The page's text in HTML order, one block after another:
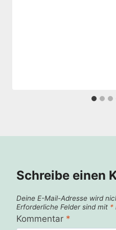
Schreibe einen
Deine E-Mail-Adresse wird
Erforderliche Felder sind mit *
Kommentar *